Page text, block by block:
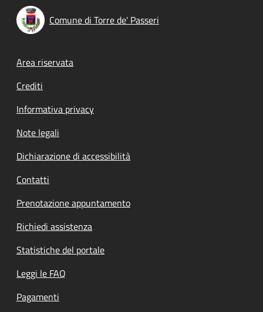
Comune di Torre de' Passeri
Footer menu
Area riservata
Crediti
Informativa privacy
Note legali
Dichiarazione di accessibilità
Contatti
Prenotazione appuntamento
Richiedi assistenza
Statistiche del portale
Leggi le FAQ
Pagamenti